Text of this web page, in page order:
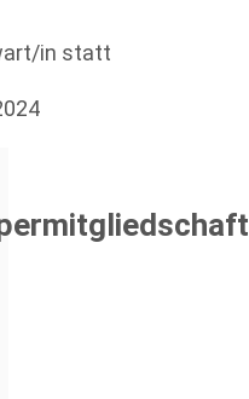
in statt